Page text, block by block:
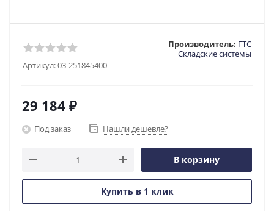
Артикул:03-251845400
Производитель: ГТС
Складские системы
29 184 ₽
Под заказ Нашли дешевле?
В корзину
Купить в 1 клик